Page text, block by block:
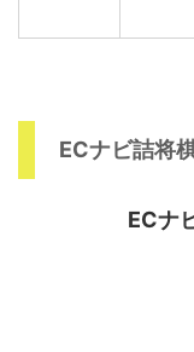
ECナビ詰将
ECナ